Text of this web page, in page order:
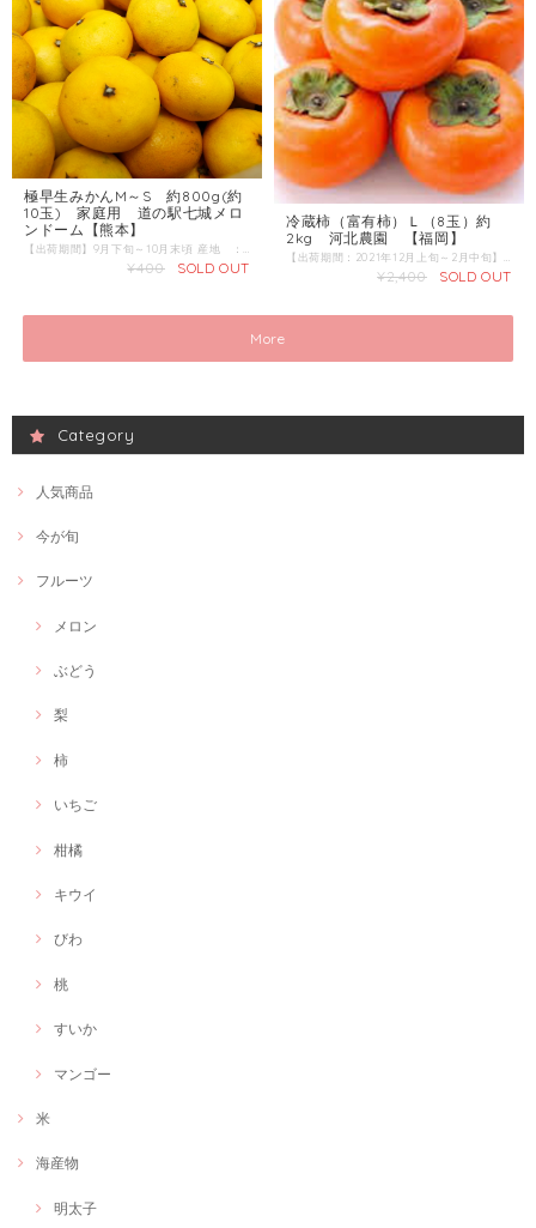
極早生みかんM～S 約800g(約
10玉) 家庭用 道の駅七城メロ
ンドーム【熊本】
¥400 SOLD OUT
冷蔵柿（富有柿）Ｌ（8玉）約
2kg 河北農園 【福岡】
¥2,400 SOLD OUT
More
Category
人気商品
今が旬
フルーツ
メロン
ぶどう
梨
柿
いちご
柑橘
キウイ
びわ
桃
すいか
マンゴー
米
海産物
明太子